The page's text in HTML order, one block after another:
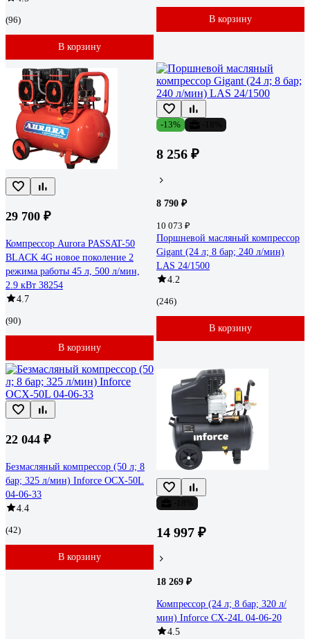
(96)
В корзину
В корзину
29 700 ₽
Компрессор Aurora PASSAT-50
BLACK 4G новое поколение 2
режима работы 45 л, 500 л/мин,
2.9 кВт 38254
4.7
(90)
В корзину
-13%
8 256 ₽
8 790 ₽
10 073 ₽
Поршневой масляный компрессор
Gigant (24 л; 8 бар; 240 л/мин)
LAS 24/1500
4.2
(246)
В корзину
22 044 ₽
Безмасляный компрессор (50 л; 8
бар; 325 л/мин) Inforce OCX-50L
04-06-33
4.4
(42)
В корзину
14 997 ₽
18 269 ₽
Компрессор (24 л; 8 бар; 320 л/
мин) Inforce CX-24L 04-06-20
4.5